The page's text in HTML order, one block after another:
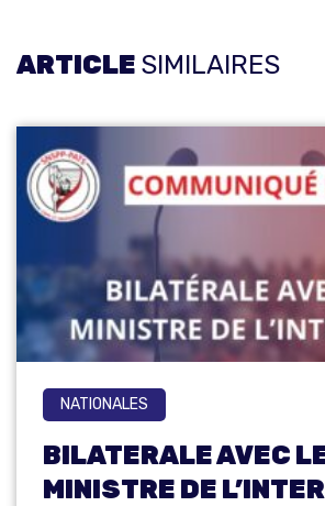
ARTICLE SIMILAIRES
NATIONALES
BILATERALE AVEC
MINISTRE DE